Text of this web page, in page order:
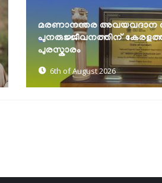
രംഗത്തെ
കേരളത്തിന് ദേശീയ